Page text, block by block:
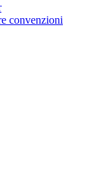
convenzioni